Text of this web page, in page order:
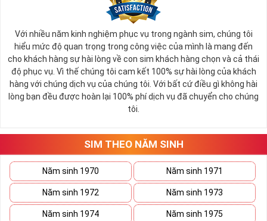
Với nhiều năm kinh nghiệm phục vụ trong ngành sim, chúng tôi
hiểu mức độ quan trọng trong công việc của mình là mang đến
cho khách hàng sự hài lòng về con sim khách hàng chọn và cả thái
độ phục vụ. Vì thế chúng tôi cam kết 100% sự hài lòng của khách
hàng với chúng dịch vụ của chúng tôi. Với bất cứ điều gì không hài
lòng bạn đều được hoàn lại 100% phí dịch vụ đã chuyển cho chúng
tôi.
SIM THEO NĂM SINH
Năm sinh 1970 Năm sinh 1971
Năm sinh 1972 Năm sinh 1973
Năm sinh 1974 Năm sinh 1975